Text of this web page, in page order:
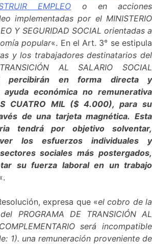
EMPLEO o en acciones
implementadas por el MINISTERIO
Y SEGURIDAD SOCIAL orientadas a
popular«. En el Art. 3° se estipula
y los trabajadores destinatarios del
AL SALARIO SOCIAL
percibirán en forma directa y
ayuda económica no remunerativa
CUATRO MIL ($ 4.000), para su
de una tarjeta magnética. Esta
tendrá por objetivo solventar,
los esfuerzos individuales y
sociales más postergados,
su fuerza laboral en un trabajo
expresa que «el cobro de la
PROGRAMA DE TRANSICIÓN AL
será incompatible
1). una remuneración proveniente de